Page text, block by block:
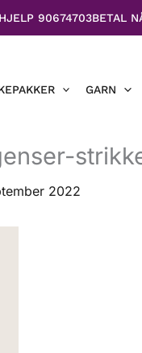
90674703BETAL
GARN
2022